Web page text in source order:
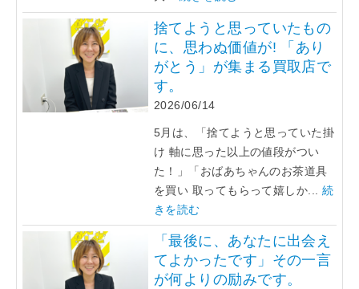
捨てようと思っていたもの
に、思わぬ価値が! 「あり
がとう」が集まる買取店で
す。
2026/06/14
5月は、「捨てようと思っていた掛
け 軸に思った以上の値段がつい
た！」「おばあちゃんのお茶道具
を買い 取ってもらって嬉しか... 続
きを読む
「最後に、あなたに出会え
てよかったです」その一言
が何よりの励みです。